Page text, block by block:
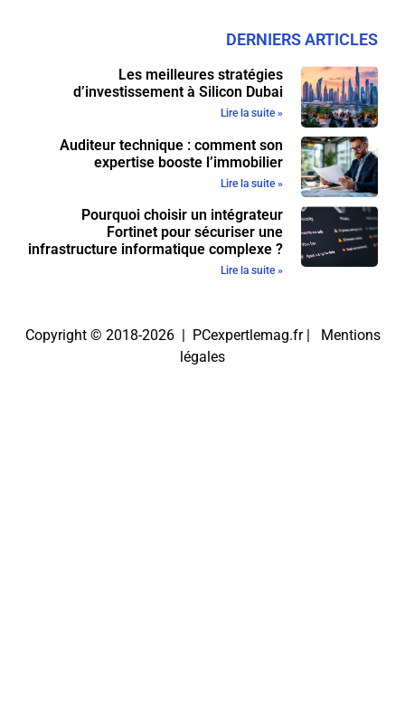
DERNIERS ARTICLES
Les meilleures stratégies
d’investissement à Silicon Dubai
Lire la suite »
Auditeur technique : comment son
expertise booste l’immobilier
Lire la suite »
Pourquoi choisir un intégrateur
Fortinet pour sécuriser une
infrastructure informatique complexe ?
Lire la suite »
Copyright © 2018-2026 | PCexpertlemag.fr | Mentions
légales